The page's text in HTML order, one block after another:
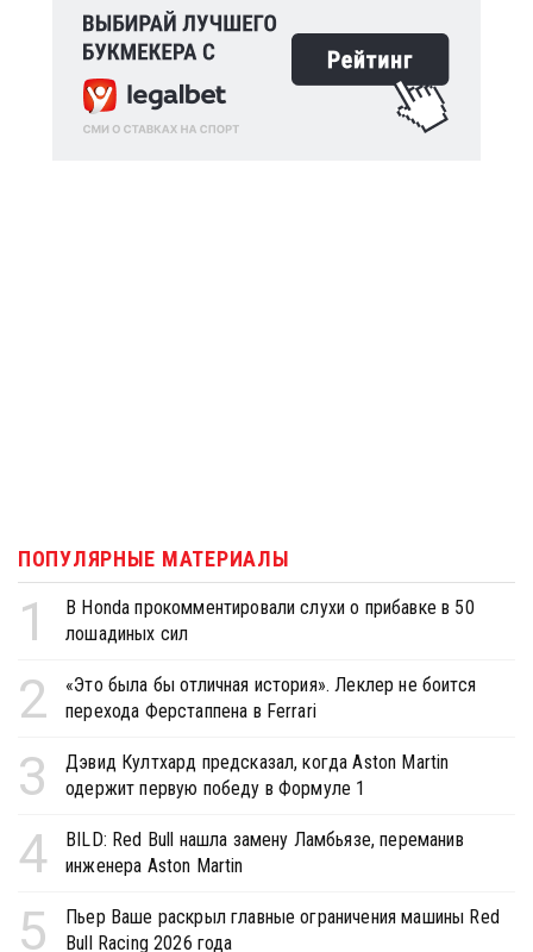
ПОПУЛЯРНЫЕ МАТЕРИАЛЫ
1
В Honda прокомментировали слухи о прибавке в 50
лошадиных сил
2
«Это была бы отличная история». Леклер не боится
перехода Ферстаппена в Ferrari
3
Дэвид Култхард предсказал, когда Aston Martin
одержит первую победу в Формуле 1
4
BILD: Red Bull нашла замену Ламбьязе, переманив
инженера Aston Martin
5
Пьер Ваше раскрыл главные ограничения машины Red
Bull Racing 2026 года